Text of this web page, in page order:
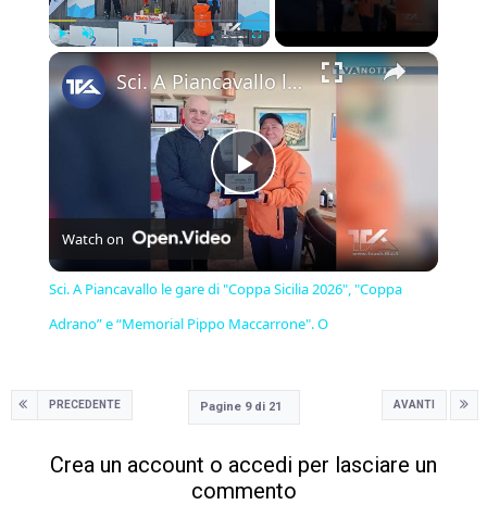
×
Play
Video
Sci. A Piancavallo le gare di "Coppa Sicilia 2026", "Coppa Adrano” e “Memorial Pippo Maccarrone". O
Watch on
Sci. A Piancavallo le gare di "Coppa Sicilia 2026", "Coppa
Adrano” e “Memorial Pippo Maccarrone". O
PRECEDENTE AVANTI
Pagine 9 di 21
Crea un account o accedi per lasciare un
commento